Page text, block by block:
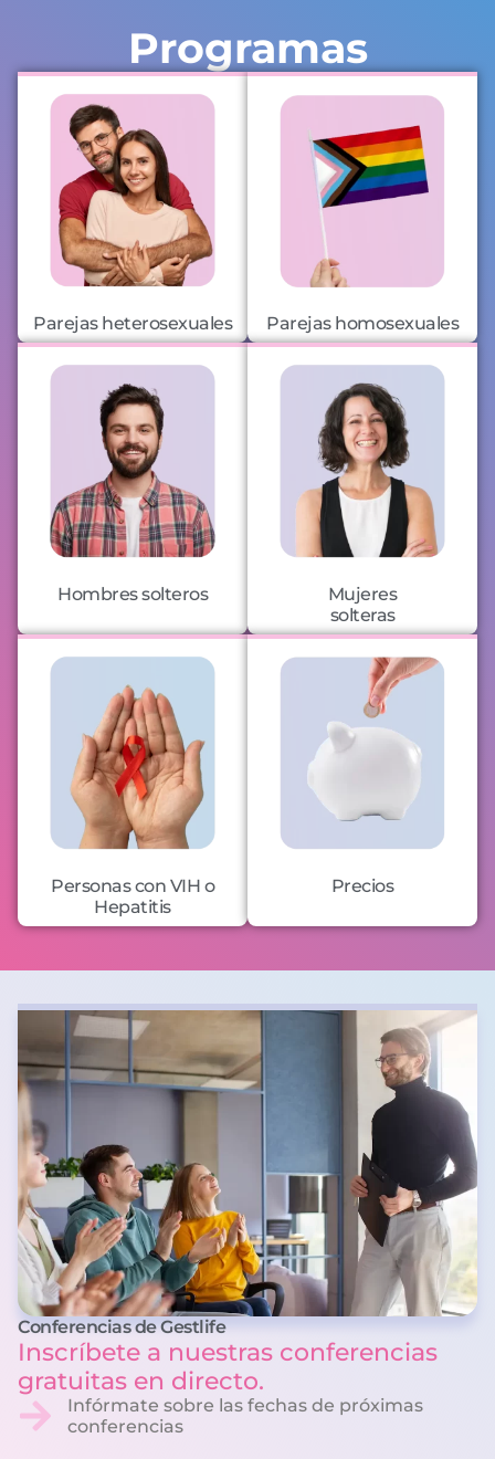
Programas
Parejas heterosexuales Parejas homosexuales
Hombres solteros
Mujeres
solteras
Personas con VIH o
Hepatitis
Precios
Conferencias de Gestlife
Inscríbete a nuestras conferencias
gratuitas en directo.
Infórmate sobre las fechas de próximas
conferencias